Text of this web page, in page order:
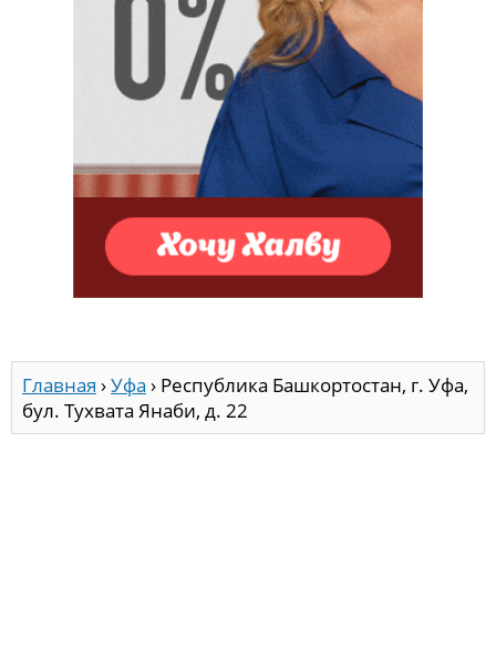
Главная ›Уфа › Республика Башкортостан, г. Уфа,
бул. Тухвата Янаби, д. 22